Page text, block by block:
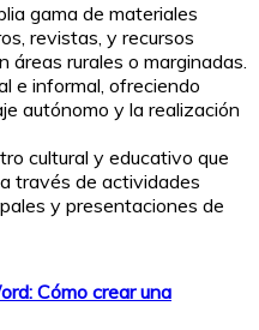
gama de materiales
revistas, y recursos
áreas rurales o marginadas.
e informal, ofreciendo
autónomo y la realización
cultural y educativo que
través de actividades
y presentaciones de
Cómo crear una